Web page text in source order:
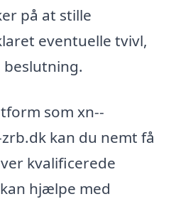
på at stille
eventuelle tvivl,
som xn--
kan du nemt få
kvalificerede
hjælpe med